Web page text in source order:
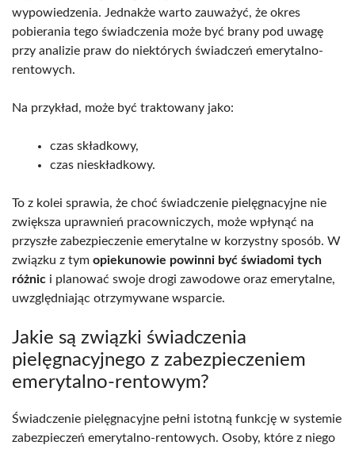
wypowiedzenia. Jednakże warto zauważyć, że okres
pobierania tego świadczenia może być brany pod uwagę
przy analizie praw do niektórych świadczeń emerytalno-
rentowych.
Na przykład, może być traktowany jako:
czas składkowy,
czas nieskładkowy.
To z kolei sprawia, że choć świadczenie pielęgnacyjne nie
zwiększa uprawnień pracowniczych, może wpłynąć na
przyszłe zabezpieczenie emerytalne w korzystny sposób. W
związku z tym opiekunowie powinni być świadomi tych
różnic i planować swoje drogi zawodowe oraz emerytalne,
uwzględniając otrzymywane wsparcie.
Jakie są związki świadczenia
pielęgnacyjnego z zabezpieczeniem
emerytalno-rentowym?
Świadczenie pielęgnacyjne pełni istotną funkcję w systemie
zabezpieczeń emerytalno-rentowych. Osoby, które z niego